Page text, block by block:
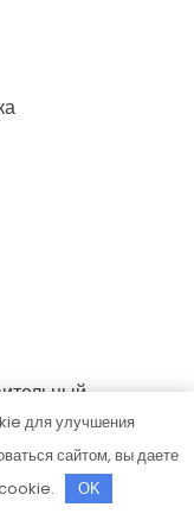
для улучшения
сайтом, вы даете
OK